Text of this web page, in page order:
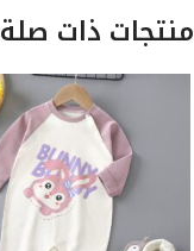
منتجات ذات صلة